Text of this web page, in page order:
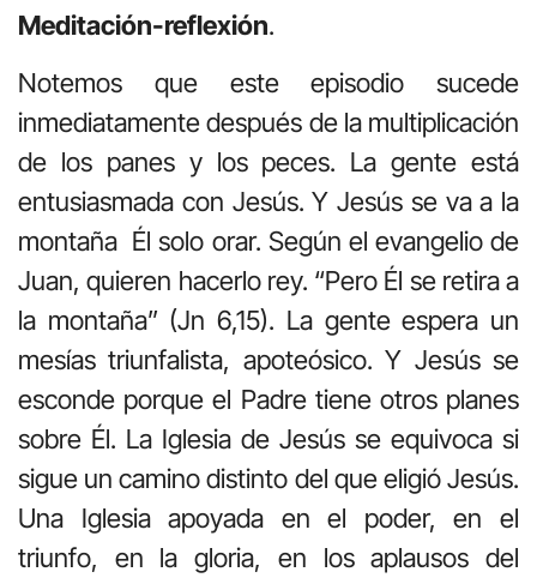
Meditación-reflexión.
Notemos que este episodio sucede
inmediatamente después de la multiplicación
de los panes y los peces. La gente está
entusiasmada con Jesús. Y Jesús se va a la
montaña Él solo orar. Según el evangelio de
Juan, quieren hacerlo rey. “Pero Él se retira a
la montaña” (Jn 6,15). La gente espera un
mesías triunfalista, apoteósico. Y Jesús se
esconde porque el Padre tiene otros planes
sobre Él. La Iglesia de Jesús se equivoca si
sigue un camino distinto del que eligió Jesús.
Una Iglesia apoyada en el poder, en el
triunfo, en la gloria, en los aplausos del